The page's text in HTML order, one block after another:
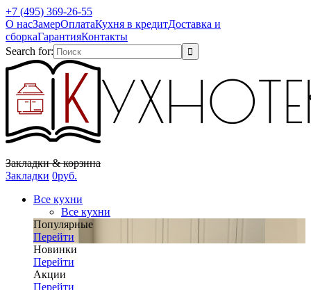
+7 (495) 369-26-55
О насЗамерОплатаКухня в кредитДоставка и
сборкаГарантияКонтакты
Search for:
Закладки & корзина
Закладки 0руб.
Все кухни
Все кухни
Популярные
Перейти
Новинки
Перейти
Акции
Перейти